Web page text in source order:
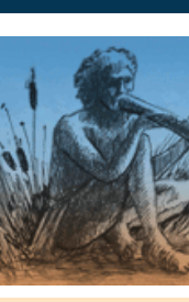
la communauté.